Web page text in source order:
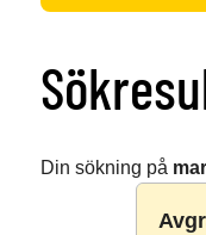
Din sökning på